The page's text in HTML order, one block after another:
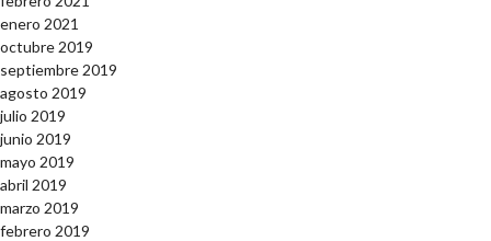
enero 2021
octubre 2019
septiembre 2019
agosto 2019
julio 2019
junio 2019
mayo 2019
abril 2019
marzo 2019
febrero 2019